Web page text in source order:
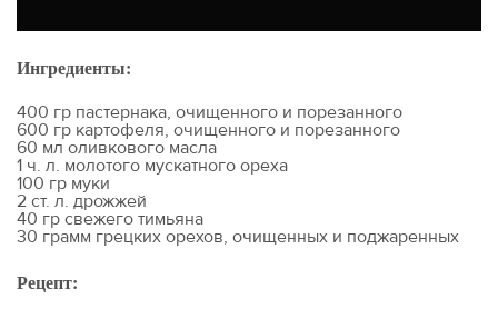
Ингредиенты:
400 гр пастернака, очищенного и порезанного
600 гр картофеля, очищенного и порезанного
60 мл оливкового масла
1 ч. л. молотого мускатного ореха
100 гр муки
2 ст. л. дрожжей
40 гр свежего тимьяна
30 грамм грецких орехов, очищенных и поджаренных
Рецепт: